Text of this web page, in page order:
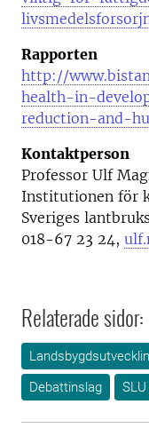
Rapporten
http://
health-in-
reduction-and-
Kontaktperson
Professor Ulf
Institutionen för
Sveriges
018-67 23 24,
Relaterade sidor:
Debattinslag